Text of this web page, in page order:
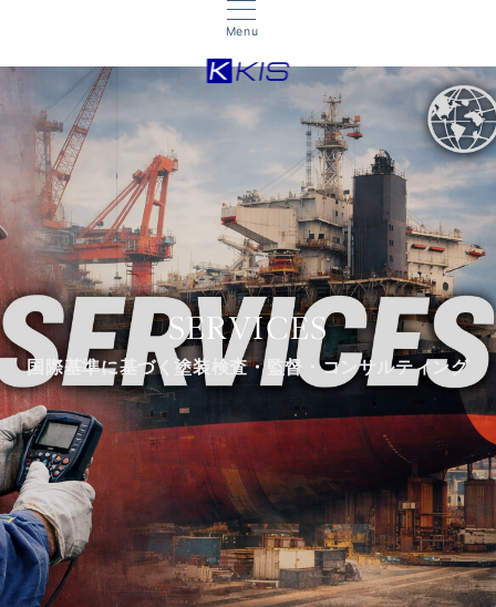
Menu
SERVICES
国際基準に基づく塗装検査・監督・コンサルティング